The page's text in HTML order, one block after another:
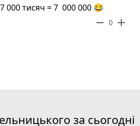
000 тисяч = 7 000 000 😂
remove 0 add
за сьогодні